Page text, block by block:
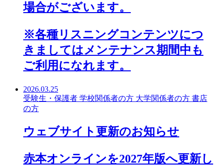
場合がございます。
※各種リスニングコンテンツにつ
きましてはメンテナンス期間中も
ご利用になれます。
2026.03.25
受験生・保護者 学校関係者の方 大学関係者の方 書店
の方
ウェブサイト更新のお知らせ
赤本オンラインを2027年版へ更新し